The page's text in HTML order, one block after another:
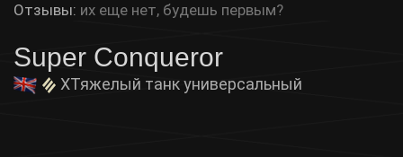
Отзывы: их еще нет, будешь первым?
Super Conqueror
XТяжелый танк универсальный